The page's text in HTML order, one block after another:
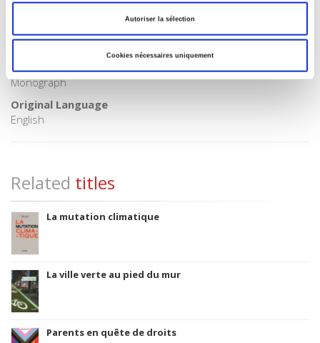
Autoriser la sélection
Cookies nécessaires uniquement
1979
Subject Scheme Identifier Code
Thema subject category: Politics and government
Type of Work
Monograph
Original Language
English
Related titles
La mutation climatique
La ville verte au pied du mur
Parents en quête de droits